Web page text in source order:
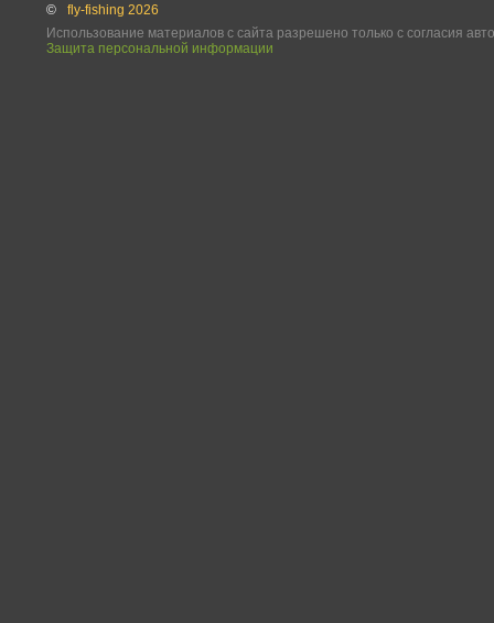
©
fly-fishing 2026
Использование материалов с сайта разрешено только с согласия
Защита персональной информации